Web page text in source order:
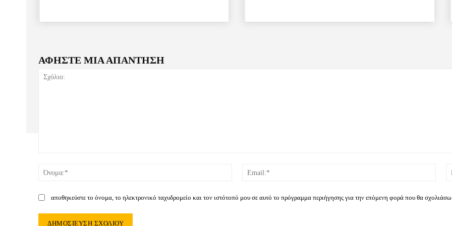
ΑΦΗΣΤΕ ΜΙΑ ΑΠΑΝΤΗΣΗ
Όνομα:*
αποθηκεύστε το όνομα, το ηλεκτρονικό ταχυδρομείο και τον ιστότοπό μου σε αυτό το πρόγραμμα περιήγησης για την επόμενη φορά που θα